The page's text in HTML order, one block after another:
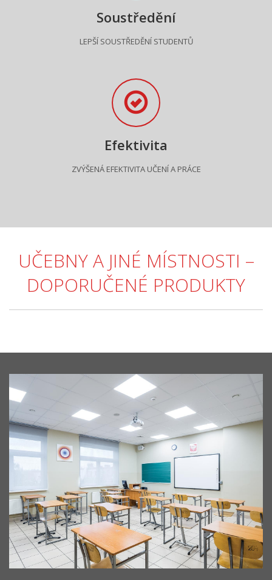
Soustředění
LEPŠÍ SOUSTŘEDĚNÍ STUDENTŮ
Efektivita
ZVÝŠENÁ EFEKTIVITA UČENÍ A PRÁCE
UČEBNY A JINÉ MÍSTNOSTI –
DOPORUČENÉ PRODUKTY